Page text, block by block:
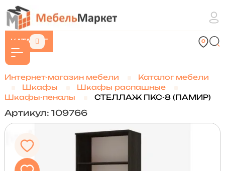
КАТАЛОГ
Интернет-магазин мебели
Каталог мебели
Шкафы
Шкафы распашные
Шкафы-пеналы
СТЕЛЛАЖ ПКС-8 (ПАМИР)
Артикул: 109766